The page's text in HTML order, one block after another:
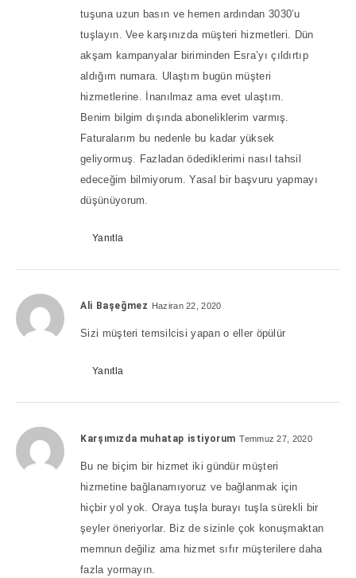
tuşuna uzun basın ve hemen ardından 3030’u
tuşlayın. Vee karşınızda müşteri hizmetleri. Dün
akşam kampanyalar biriminden Esra’yı çıldırtıp
aldığım numara. Ulaştım bugün müşteri
hizmetlerine. İnanılmaz ama evet ulaştım.
Benim bilgim dışında aboneliklerim varmış.
Faturalarım bu nedenle bu kadar yüksek
geliyormuş. Fazladan ödediklerimi nasıl tahsil
edeceğim bilmiyorum. Yasal bir başvuru yapmayı
düşünüyorum.
Yanıtla
Ali Başeğmez Haziran 22, 2020
Sizi müşteri temsilcisi yapan o eller öpülür
Yanıtla
Karşımızda muhatap istiyorum Temmuz 27, 2020
Bu ne biçim bir hizmet iki gündür müşteri
hizmetine bağlanamıyoruz ve bağlanmak için
hiçbir yol yok. Oraya tuşla burayı tuşla sürekli bir
şeyler öneriyorlar. Biz de sizinle çok konuşmaktan
memnun değiliz ama hizmet sıfır müşterilere daha
fazla yormayın.